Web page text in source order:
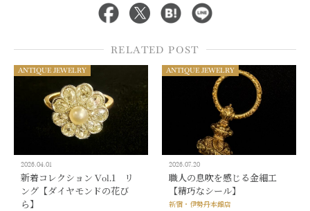
RELATED POST
ANTIQUE JEWELRY
2026.04.01
新着コレクション Vol.1 リ
ング【ダイヤモンドの花び
ら】
ANTIQUE JEWELRY
2026.07.20
職人の息吹を感じる金細工
【精巧なシール】
新宿・伊勢丹本館店